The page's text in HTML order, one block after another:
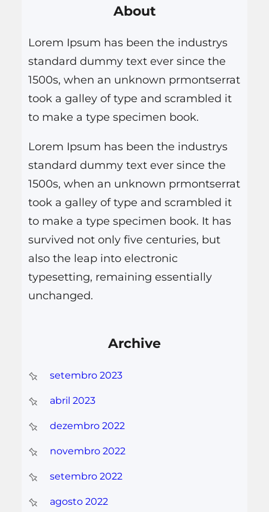
político, Wagner não pôde
s
a
r
About
Lorem Ipsum has been the industrys
standard dummy text ever since the
1500s, when an unknown prmontserrat
took a galley of type and scrambled it
to make a type specimen book.
Lorem Ipsum has been the industrys
standard dummy text ever since the
1500s, when an unknown prmontserrat
took a galley of type and scrambled it
to make a type specimen book. It has
survived not only five centuries, but
also the leap into electronic
typesetting, remaining essentially
unchanged.
Archive
setembro 2023
abril 2023
dezembro 2022
novembro 2022
setembro 2022
agosto 2022